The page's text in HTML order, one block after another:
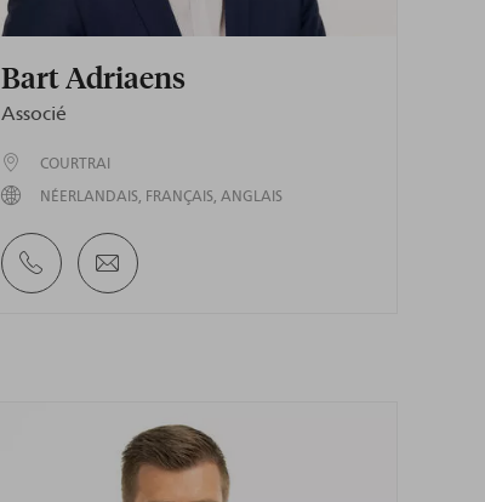
Bart Adriaens
Associé
COURTRAI
NÉERLANDAIS FRANÇAIS ANGLAIS